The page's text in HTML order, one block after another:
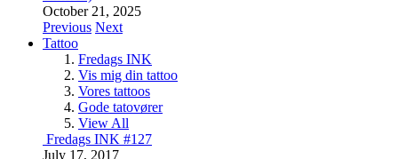
October 21, 2025
Previous Next
Tattoo
Fredags INK
Vis mig din tattoo
Vores tattoos
Gode tatovører
View All
Fredags INK #127
July 17, 2017